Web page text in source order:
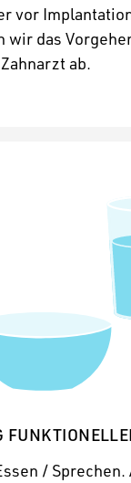
vor
wir das
ab.
/ Sprechen.